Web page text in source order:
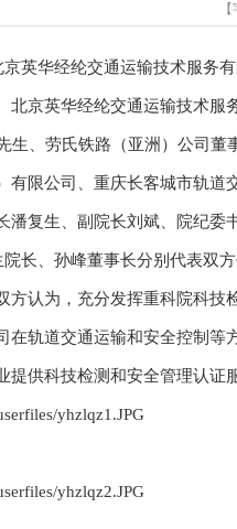
英华经纶交通运输技术服务
北京英华经纶交通运输技术服
生、劳氏铁路（亚洲）公司
有限公司、重庆长客城市轨
潘复生、副院长刘斌、院纪委
、孙峰董事长分别代表双方
方认为，充分发挥重科院科
在轨道交通运输和安全控制等
提供科技检测和安全管理认证